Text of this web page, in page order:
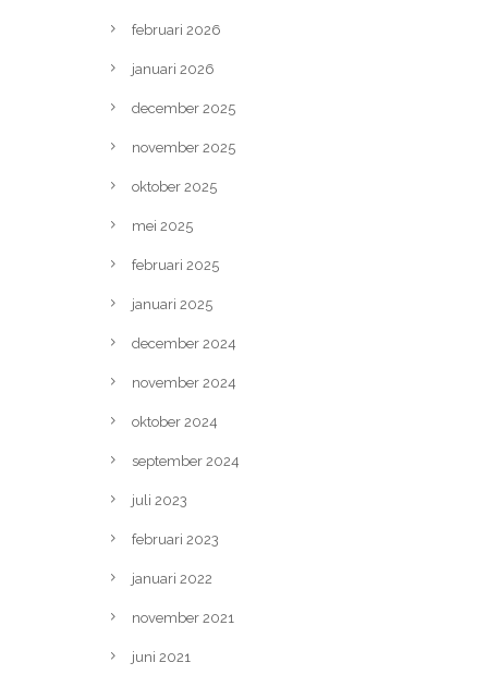
februari 2026
januari 2026
december 2025
november 2025
oktober 2025
mei 2025
februari 2025
januari 2025
december 2024
november 2024
oktober 2024
september 2024
juli 2023
februari 2023
januari 2022
november 2021
juni 2021